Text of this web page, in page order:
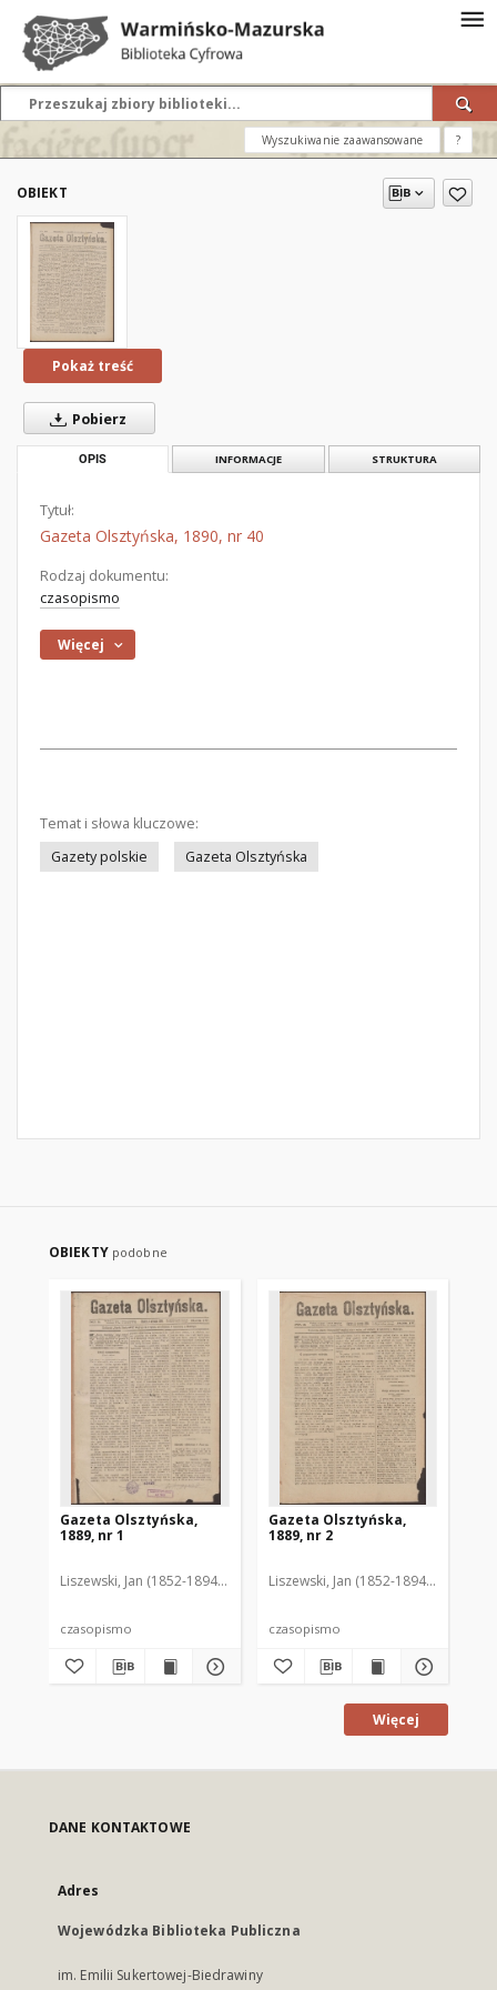
Wyszukiwanie zaawansowane ?
OBIEKT
Pokaż treść
Pobierz
OPIS INFORMACJE STRUKTURA
Tytuł:
Gazeta Olsztyńska, 1890, nr 40
Rodzaj dokumentu:
czasopismo
Więcej
Temat i słowa kluczowe:
Gazety polskie
Gazeta Olsztyńska
OBIEKTY podobne
Gazeta Olsztyńska,
1889, nr 1
Liszewski, Jan (1852-1894). Red.
czasopismo
Gazeta Olsztyńska,
1889, nr 2
Liszewski, Jan (1852-1894). Red.
czasopismo
Więcej
DANE KONTAKTOWE
Adres
Wojewódzka Biblioteka Publiczna
im. Emilii Sukertowej-Biedrawiny